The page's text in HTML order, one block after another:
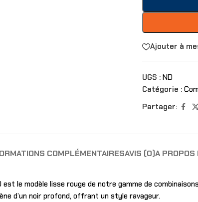
Ajouter à
UGS : ND
Catégorie :
Partager:
COMPLÉMENTAIRESAVIS (0)A PROPOS
le modèle lisse rouge de notre gamme de
d’un noir profond, offrant un style ravageur.